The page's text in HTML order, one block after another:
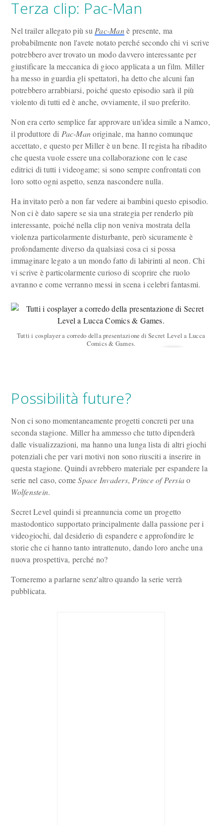
Terza clip: Pac-Man
Nel trailer allegato più su Pac-Manè presente, ma
probabilmente non l'avete notato perché secondo chi vi scrive
potrebbero aver trovato un modo davvero interessante per
giustificare la meccanica di gioco applicata a un film. Miller
ha messo in guardia gli spettatori, ha detto che alcuni fan
potrebbero arrabbiarsi, poiché questo episodio sarà il più
violento di tutti ed è anche, ovviamente, il suo preferito.
Non era certo semplice far approvare un'idea simile a Namco,
il produttore di Pac-Manoriginale, ma hanno comunque
accettato, e questo per Miller è un bene. Il regista ha ribadito
che questa vuole essere una collaborazione con le case
editrici di tutti i videogame; si sono sempre confrontati con
loro sotto ogni aspetto, senza nascondere nulla.
Ha invitato però a non far vedere ai bambini questo episodio.
Non ci è dato sapere se sia una strategia per renderlo più
interessante, poiché nella clip non veniva mostrata della
violenza particolarmente disturbante, però sicuramente è
profondamente diverso da qualsiasi cosa ci si possa
immaginare legato a un mondo fatto di labirinti al neon. Chi
vi scrive è particolarmente curioso di scoprire che ruolo
avranno e come verranno messi in scena i celebri fantasmi.
Tutti i cosplayer a corredo della presentazione di Secret Level a Lucca
Comics & Games.
Possibilità future?
Non ci sono momentaneamente progetti concreti per una
seconda stagione. Miller ha ammesso che tutto dipenderà
dalle visualizzazioni, ma hanno una lunga lista di altri giochi
potenziali che per vari motivi non sono riusciti a inserire in
questa stagione. Quindi avrebbero materiale per espandere la
serie nel caso, comeSpace Invaders, Prince of Persiao
Wolfenstein.
Secret Level quindi si preannuncia come un progetto
mastodontico supportato principalmente dalla passione per i
videogiochi, dal desiderio di espandere e approfondire le
storie che ci hanno tanto intrattenuto, dando loro anche una
nuova prospettiva, perché no?
Torneremo a parlarne senz'altro quando la serie verrà
pubblicata.